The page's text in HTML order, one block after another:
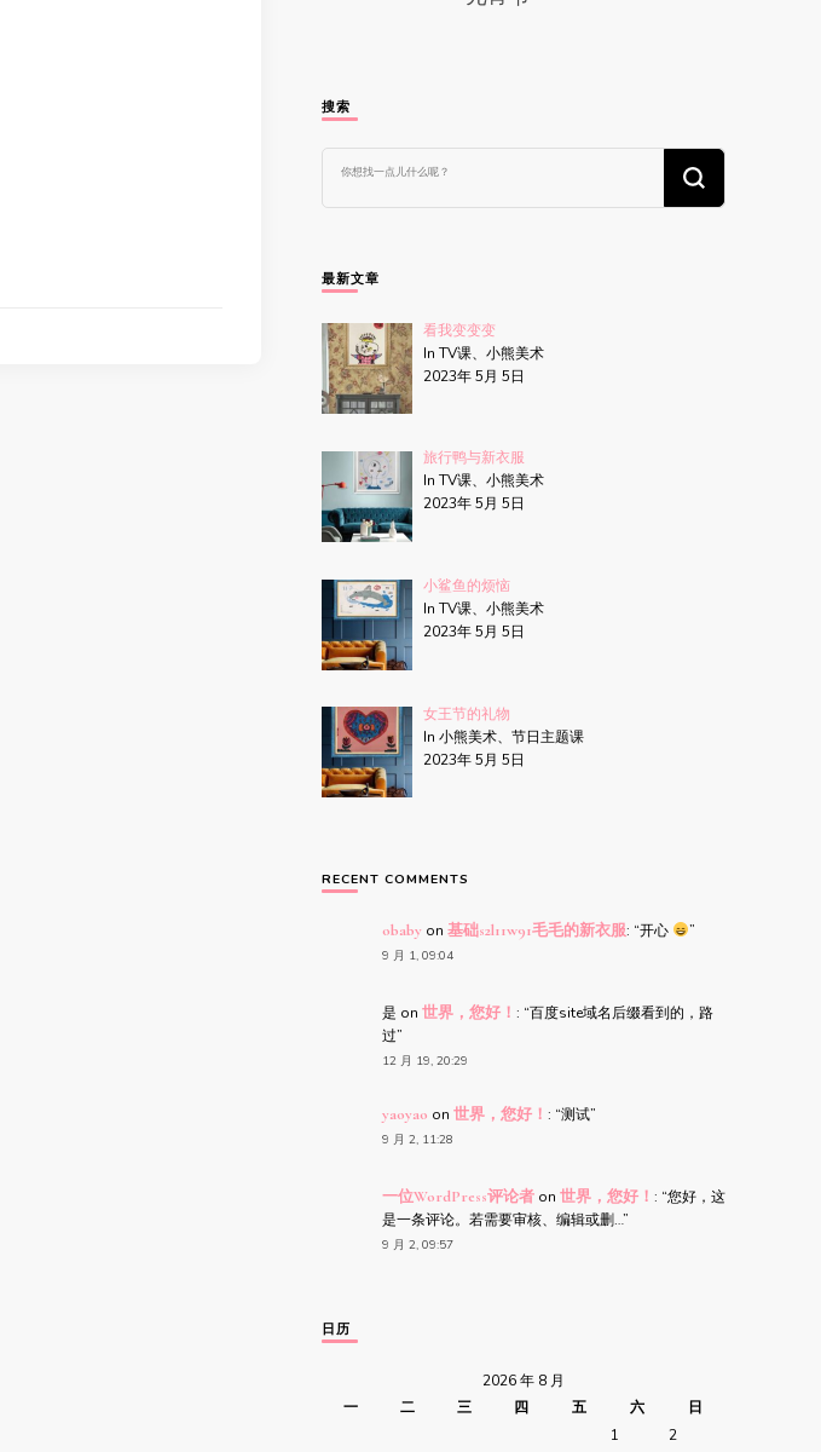
搜索
么
吗?
最新文章
看我变变变
In TV课、小熊美术
2023年 5月 5日
旅行鸭与新衣服
In TV课、小熊美术
2023年 5月 5日
小鲨鱼的烦恼
In TV课、小熊美术
2023年 5月 5日
女王节的礼物
In 小熊美术、节日主题课
2023年 5月 5日
RECENT COMMENTS
obabyon 基础s2l11w91毛毛的新衣服: “开心 ”
9 月 1, 09:04
是 on 世界，您好！ : “百度site域名后缀看到的，路
过”
12 月 19, 20:29
yaoyao on 世界，您好！ : “测试”
9 月 2, 11:28
一位WordPress评论者on 世界，您好！ : “您好，这
是一条评论。若需要审核、编辑或删…”
9 月 2, 09:57
日历
2026 年 8 月
一
二 三 四 五 六
日
1
2